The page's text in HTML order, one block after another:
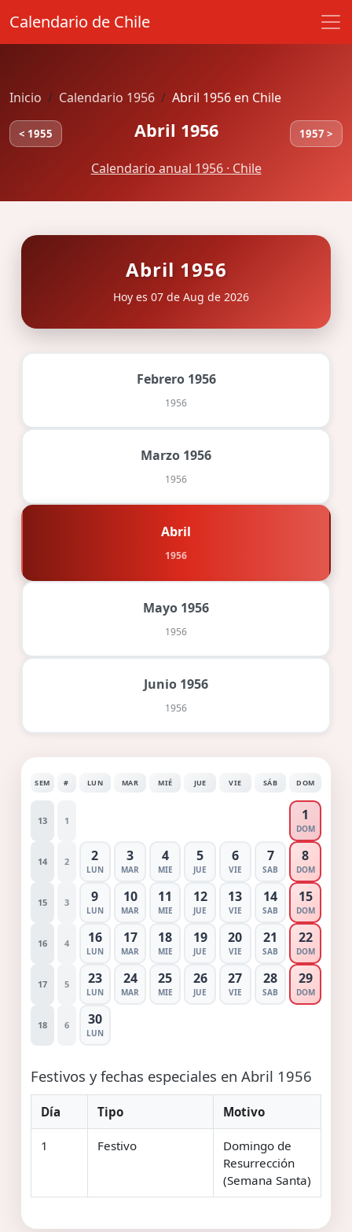
Calendario de Chile
Inicio Calendario 1956 Abril 1956 en Chile
< 1955 Abril 1956 1957 >
Calendario anual 1956 · Chile
Abril 1956
Hoy es 07 de Aug de 2026
Febrero 1956
1956
Marzo 1956
1956
Abril
1956
Mayo 1956
1956
Junio 1956
1956
SEM # LUN MAR MIÉ JUE VIE SÁB DOM
13 1 1
DOM
14 2 2
LUN
3
MAR
4
MIE
5
JUE
6
VIE
7
SAB
8
DOM
15 3 9
LUN
10
MAR
11
MIE
12
JUE
13
VIE
14
SAB
15
DOM
16 4 16
LUN
17
MAR
18
MIE
19
JUE
20
VIE
21
SAB
22
DOM
17 5 23
LUN
24
MAR
25
MIE
26
JUE
27
VIE
28
SAB
29
DOM
18 6 30
LUN
Festivos y fechas especiales en Abril 1956
Día Tipo Motivo
1 Festivo
Domingo de
Resurrección
(Semana Santa)